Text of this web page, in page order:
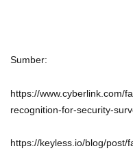
Sumber:
https://www.cyberlink.com/
recognition-for-security-
https://keyless.io/blog/post/